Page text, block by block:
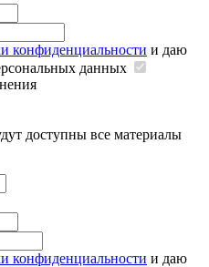
конфиденциальности и даю
данных
доступны все материалы
конфиденциальности и даю